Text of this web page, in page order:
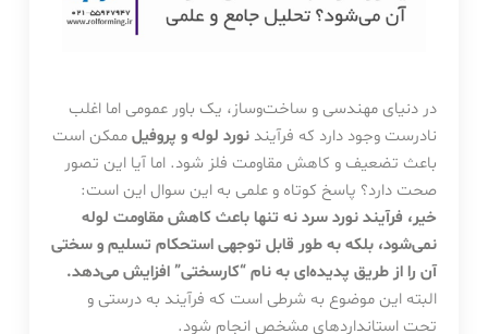
در دنیای مهندسی و ساخت‌وساز، یک باور عمومی اما اغلب
نادرست وجود دارد که فرآیند نورد لوله و پروفیلممکن است
باعث تضعیف و کاهش مقاومت فلز شود. اما آیا این تصور
صحت دارد؟ پاسخ کوتاه و علمی به این سوال این است:
خیر، فرآیند نورد سرد نه تنها باعث کاهش مقاومت لوله
نمی‌شود، بلکه به طور قابل توجهی استحکام تسلیم و سختی
آن را از طریق پدیده‌ای به نام “کارسختی” افزایش می‌دهد.
البته این موضوع به شرطی است که فرآیند به درستی و
تحت استانداردهای مشخص انجام شود.